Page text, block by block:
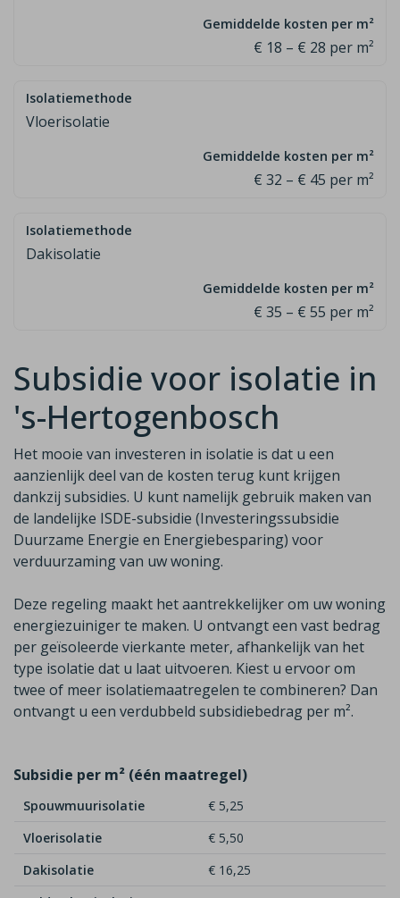
€ 18 – € 28 per m²
Vloerisolatie
€ 32 – € 45 per m²
Dakisolatie
€ 35 – € 55 per m²
Subsidie voor isolatie in
's-Hertogenbosch
Het mooie van investeren in isolatie is dat u een
aanzienlijk deel van de kosten terug kunt krijgen
dankzij subsidies. U kunt namelijk gebruik maken van
de landelijke ISDE-subsidie (Investeringssubsidie
Duurzame Energie en Energiebesparing) voor
verduurzaming van uw woning.
Deze regeling maakt het aantrekkelijker om uw woning
energiezuiniger te maken. U ontvangt een vast bedrag
per geïsoleerde vierkante meter, afhankelijk van het
type isolatie dat u laat uitvoeren. Kiest u ervoor om
twee of meer isolatiemaatregelen te combineren? Dan
ontvangt u een verdubbeld subsidiebedrag per m².
Subsidie per m² (één maatregel)
Spouwmuurisolatie
€ 5,25
Vloerisolatie
€ 5,50
Dakisolatie
€ 16,25